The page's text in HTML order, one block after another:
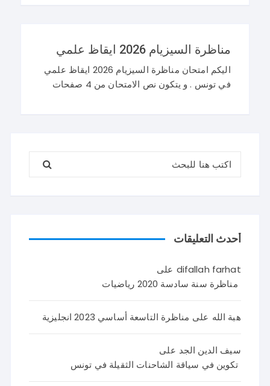
مناظرة السيزيام 2026 ايقاظ علمي
اليكم امتحان مناظرة السيزيام 2026 ايقاظ علمي
في تونس . و يتكون نص الامتحان من 4 صفحات
البحث عن:
أحدث التعليقات
difallah farhat على
مناظرة سنة سادسة 2020 رياضيات
هبة الله على مناظرة التاسعة أساسي 2023 انجليزية
سيف الدين الجد على
تكوين في سياقة الشاحنات الثقيلة في تونس